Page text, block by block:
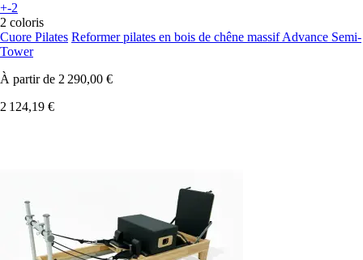
+-2
2 coloris
Cuore Pilates Reformer pilates en bois de chêne massif Advance Semi-
Tower
À partir de 2 290,00 €
2 124,19 €